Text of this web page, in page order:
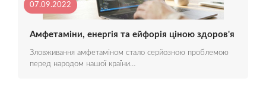
07.09.2022
Амфетаміни, енергія та ейфорія ціною здоров'я
Зловживання амфетаміном стало серйозною проблемою
перед народом нашої країни…